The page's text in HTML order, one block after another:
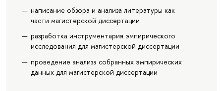
написание обзора и анализа литературы как
части магистерской диссертации
разработка инструментария эмпирического
исследования для магистерской диссертации
проведение анализа собранных эмпирических
данных для магистерской диссертации